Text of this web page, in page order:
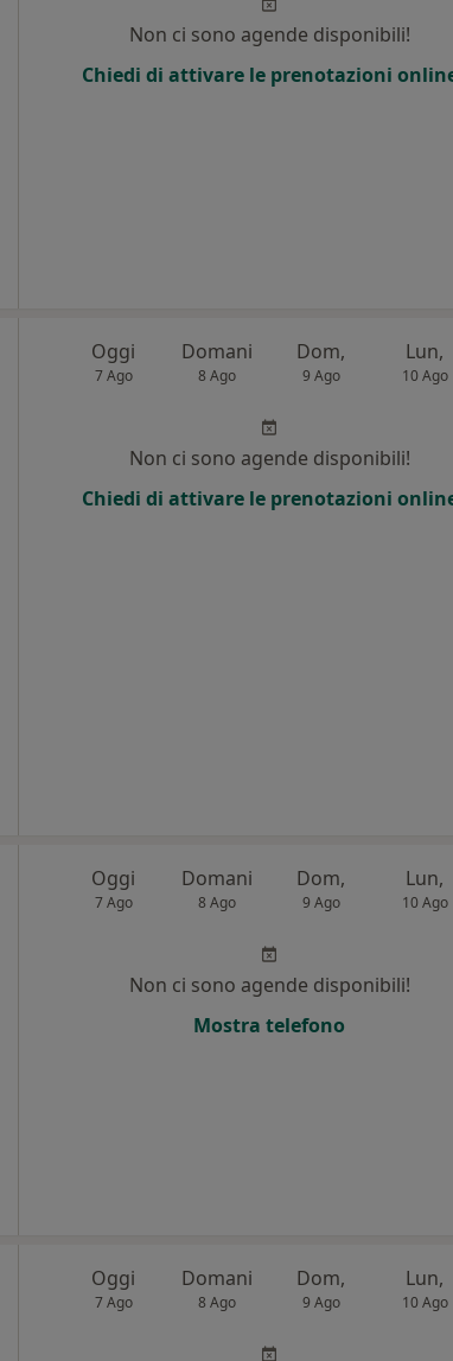
Non ci sono agende disponibili!
Chiedi di attivare le prenotazioni
Oggi
7 Ago
Domani
8 Ago
Dom,
9 Ago
Lun,
10 Ago
Non ci sono agende disponibili!
Chiedi di attivare le prenotazioni
Oggi
7 Ago
Domani
8 Ago
Dom,
9 Ago
Lun,
10 Ago
Non ci sono agende disponibili!
Mostra telefono
Oggi
7 Ago
Domani
8 Ago
Dom,
9 Ago
Lun,
10 Ago